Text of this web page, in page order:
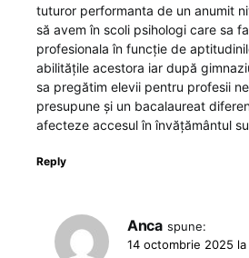
tuturor performanta de un anumit
să avem în scoli psihologi care sa
profesionala în funcție de
abilitățile acestora iar după
sa pregătim elevii pentru profesii
presupune și un bacalaureat
afecteze accesul în învățământul
Reply
Anca spune:
14 octombrie 2025 la